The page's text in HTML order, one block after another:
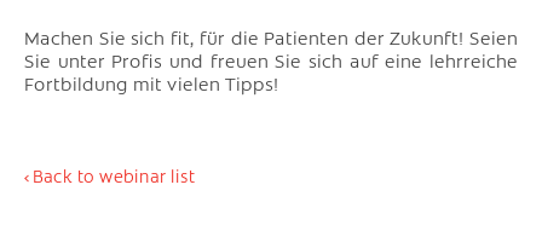
Machen Sie sich fit, für die Patienten der Zukunft! Seien
Sie unter Profis und freuen Sie sich auf eine lehrreiche
Fortbildung mit vielen Tipps!
Back to webinar list